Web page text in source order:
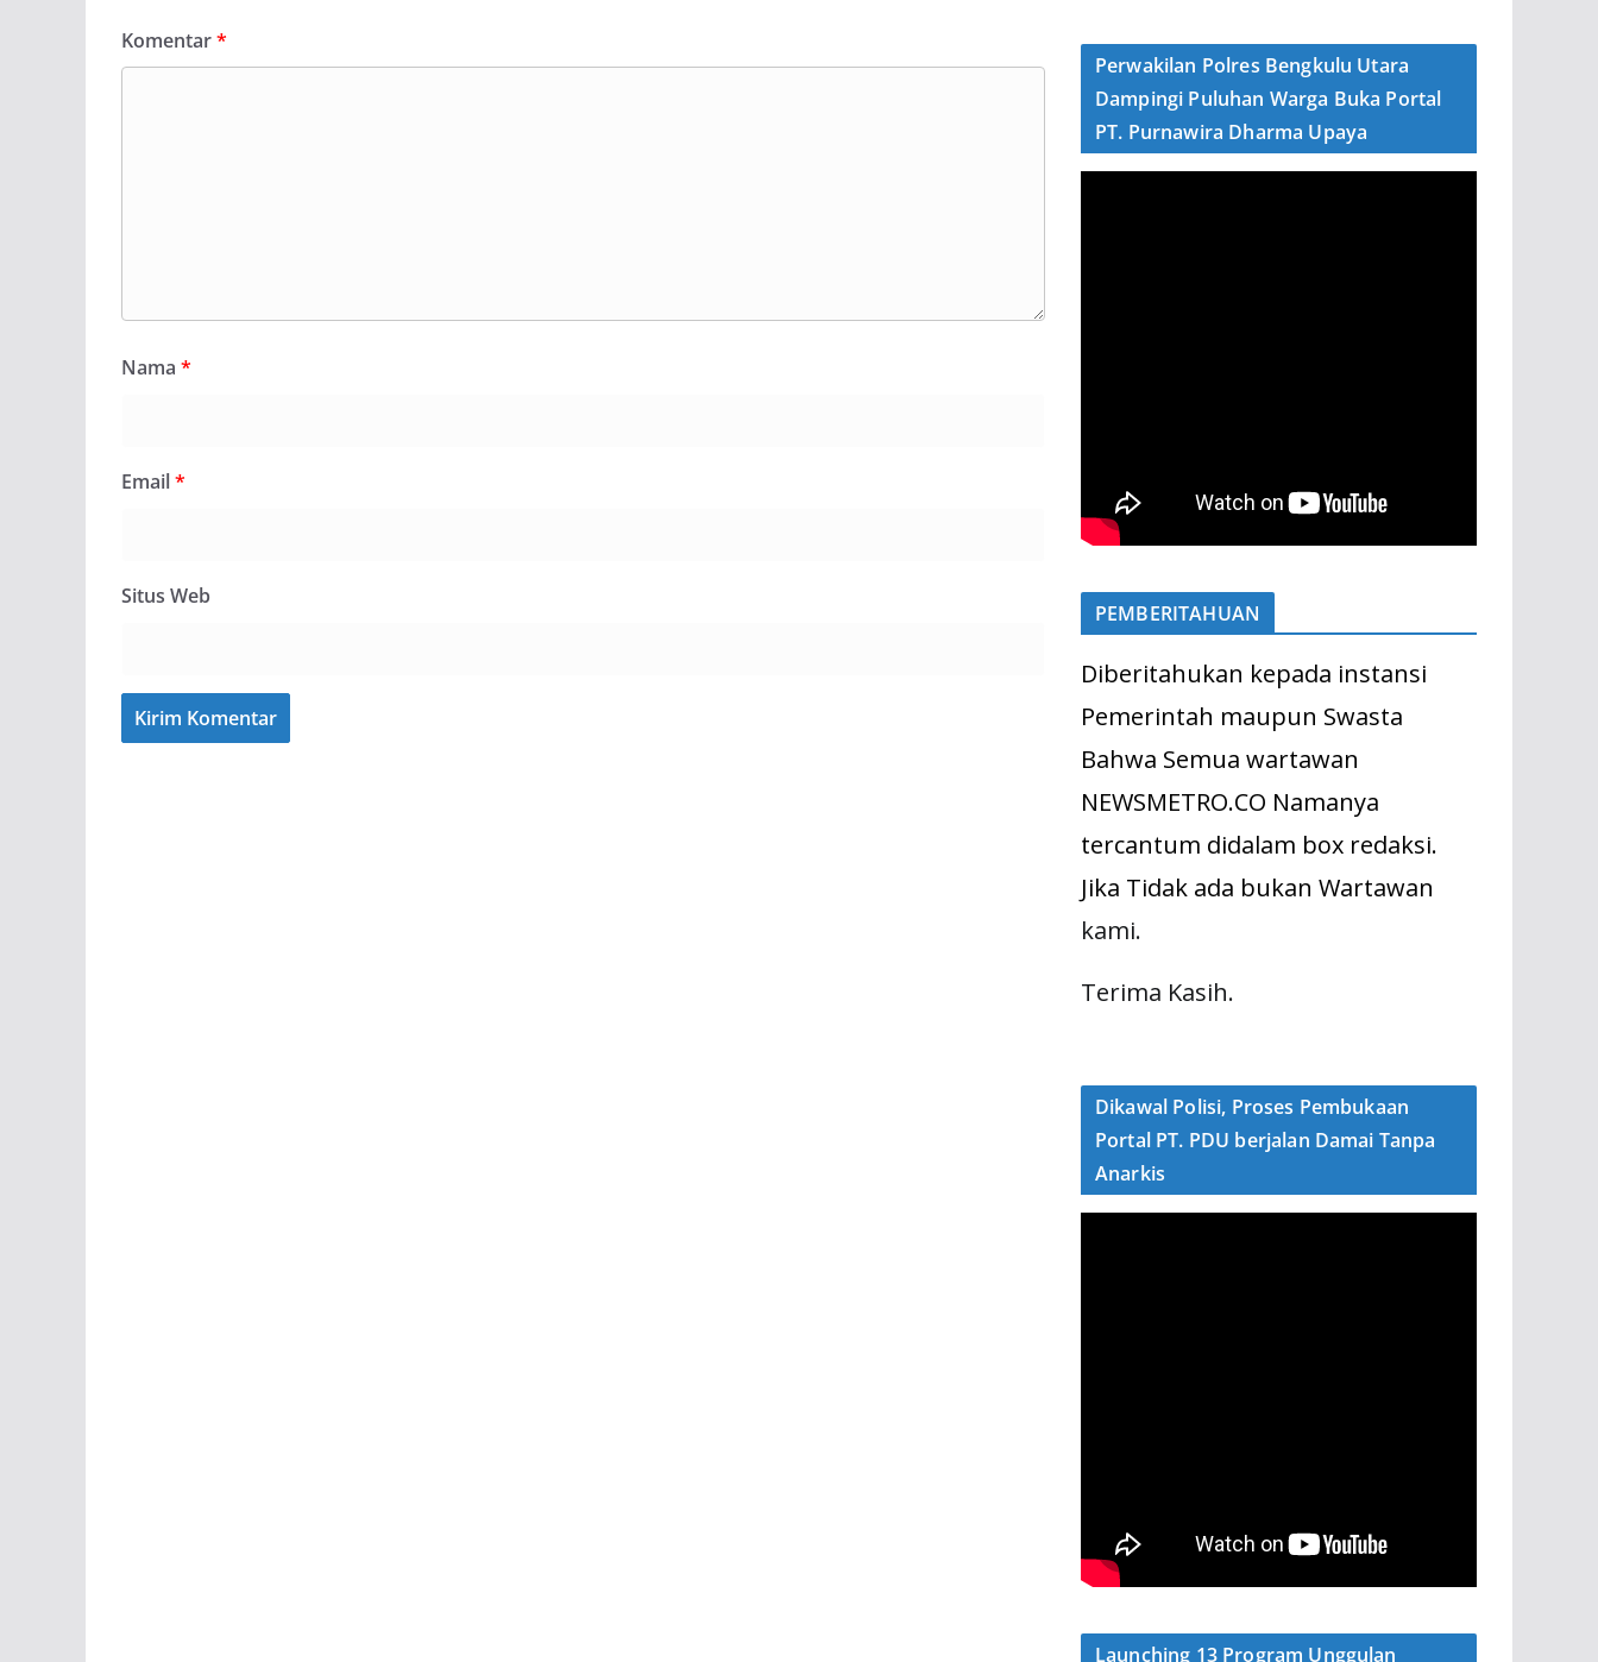
Komentar*
Nama *
Email*
Situs Web
Perwakilan Polres Bengkulu Utara
Dampingi Puluhan Warga Buka Portal
PT. Purnawira Dharma Upaya
PEMBERITAHUAN
Diberitahukan kepada instansi
Pemerintah maupun Swasta
Bahwa Semua wartawan
NEWSMETRO.CO Namanya
tercantum didalam box redaksi.
Jika Tidak ada bukan Wartawan
kami.
Terima Kasih.
Dikawal Polisi, Proses Pembukaan
Portal PT. PDU berjalan Damai Tanpa
Anarkis
Launching 13 Program Unggulan